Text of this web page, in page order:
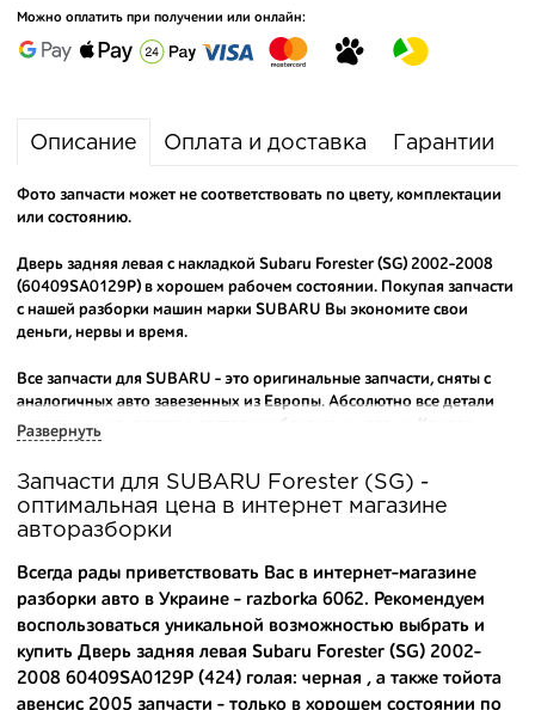
Можно оплатить при получении или онлайн:
Описание Оплата и доставка Гарантии
Фото запчасти может не соответствовать по цвету, комплектации
или состоянию.
Дверь задняя левая с накладкой Subaru Forester (SG) 2002-2008
(60409SA0129P) в хорошем рабочем состоянии. Покупая запчасти
с нашей разборки машин марки SUBARU Вы экономите свои
деньги, нервы и время.
Все запчасти для SUBARU - это оригинальные запчасти, сняты с
аналогичных авто завезенных из Европы. Абсолютно все детали
исправны и находятся в состоянии близком к новому. Каждая
производителя.
Вашему вниманию предлагаем широкий ассортимент
автозапчастей дляSUBARU Forester (SG) 2002-2008
популярных марок. Мы продаем оригинальные и
высококачественные запчасти, отказываясь от контрафактных
аналогов.
Многие наши оптовые клиенты рекомендуют именно нашу
разборку как надежного и проверенного продавца. Если вам
требуется приобрести оптовую партию деталей для японских
Развернуть
Запчасти для SUBARU Forester (SG) -
оптимальная цена в интернет магазине
авторазборки
Всегда рады приветствовать Вас в интернет-магазине
разборки авто в Украине - razborka 6062. Рекомендуем
воспользоваться уникальной возможностью выбрать и
купить Дверь задняя левая Subaru Forester (SG) 2002-
2008 60409SA0129P (424) голая: черная , а также тойота
авенсис 2005 запчасти - только в хорошем состоянии по